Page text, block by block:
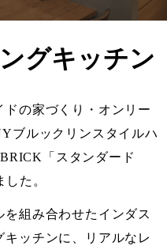
グキッチン
の家づくり・オンリー
ブルックリンスタイルハ
「スタンダード
た。
組み合わせたインダス
キッチンに、リアルなレ